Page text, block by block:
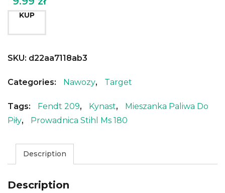
KUP
SKU: d22aa7118ab3
Categories: Nawozy, Target
Tags: Fendt 209, Kynast,
Mieszanka Paliwa Do
Piły, Prowadnica Stihl Ms 180
Description
Description